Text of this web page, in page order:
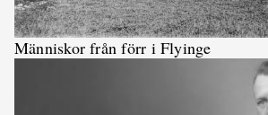
Människor från förr i Flyinge